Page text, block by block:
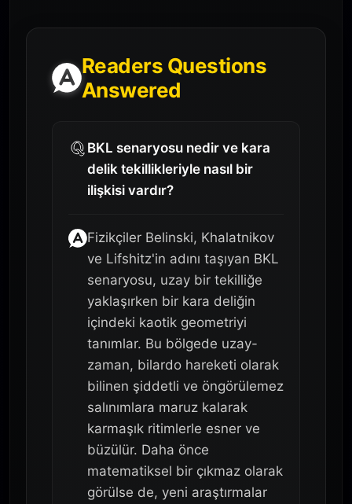
Readers Questions
Answered
BKL senaryosu nedir ve kara
delik tekillikleriyle nasıl bir
ilişkisi vardır?
Fizikçiler Belinski, Khalatnikov
ve Lifshitz'in adını taşıyan BKL
senaryosu, uzay bir tekilliğe
yaklaşırken bir kara deliğin
içindeki kaotik geometriyi
tanımlar. Bu bölgede uzay-
zaman, bilardo hareketi olarak
bilinen şiddetli ve öngörülemez
salınımlara maruz kalarak
karmaşık ritimlerle esner ve
büzülür. Daha önce
matematiksel bir çıkmaz olarak
görülse de, yeni araştırmalar